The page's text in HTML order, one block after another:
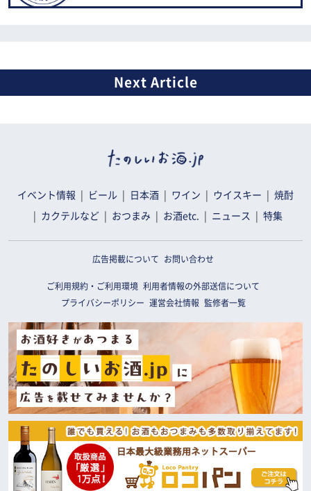
イベント情報 ビール 日本酒 ワイン ウイスキー 焼酎
カクテルなど おつまみ お酒etc. ニュース 特集
広告掲載について お問い合わせ
ご利用規約・ご利用環境 利用者情報の外部送信について
プライバシーポリシー
運営会社情報 監修者一覧